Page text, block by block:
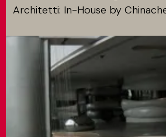
Architetti: In-House by